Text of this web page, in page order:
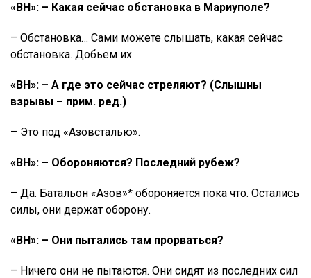
«ВН»: – Какая сейчас обстановка в Мариуполе?
– Обстановка… Сами можете слышать, какая сейчас
обстановка. Добьем их.
«ВН»: – А где это сейчас стреляют? (Слышны
взрывы – прим. ред.)
– Это под «Азовсталью».
«ВН»: – Обороняются? Последний рубеж?
– Да. Батальон «Азов»* обороняется пока что. Остались
силы, они держат оборону.
«ВН»: – Они пытались там прорваться?
– Ничего они не пытаются. Они сидят из последних сил